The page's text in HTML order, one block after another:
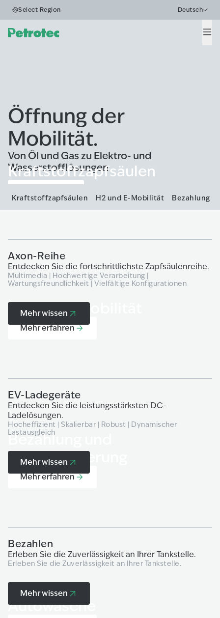
Select Region Deutsch
Öffnung der
Mobilität.
Von Öl und Gas zu Elektro- und
Wasserstofflösungen
Kraftstoffzapfsäulen H2 und E-Mobilität Bezahlung
Kraftstoffzapfsäulen
Axon-Reihe
Entdecken Sie die fortschrittlichste Zapfsäulenreihe.
Multimedia | Hochwertige Verarbeitung |
Wartungsfreundlichkeit | Vielfältige Konfigurationen
Mehr wissen
H2 und E-Mobilität
Mehr erfahren
EV-Ladegeräte
Entdecken Sie die leistungsstärksten DC-
Ladelösungen.
Hocheffizient | Skalierbar | Robust | Dynamischer
Lastausgleich
Mehr wissen
Bezahlung und
Automatisierung
Mehr erfahren
Bezahlen
Erleben Sie die Zuverlässigkeit an Ihrer Tankstelle.
Erleben Sie die Zuverlässigkeit an Ihrer Tankstelle.
Mehr wissen
Autowäsche